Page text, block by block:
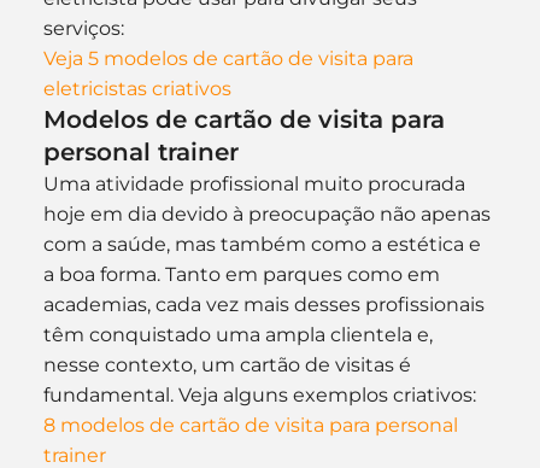
serviços:
Veja 5 modelos de cartão de visita para
eletricistas criativos
Modelos de cartão de visita para
personal trainer
Uma atividade profissional muito procurada
hoje em dia devido à preocupação não apenas
com a saúde, mas também como a estética e
a boa forma. Tanto em parques como em
academias, cada vez mais desses profissionais
têm conquistado uma ampla clientela e,
nesse contexto, um cartão de visitas é
fundamental. Veja alguns exemplos criativos:
8 modelos de cartão de visita para personal
trainer